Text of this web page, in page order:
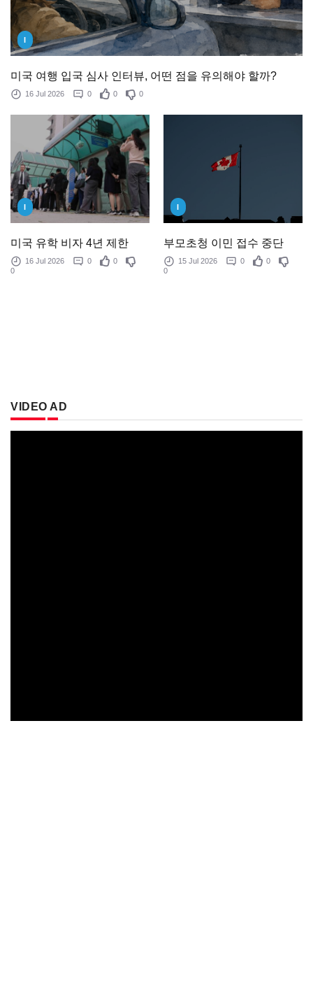
미국 여행 입국 심사 인터뷰, 어떤 점을 유의해야 할까?
16 Jul 2026 0 0 0
I
미국 유학 비자 4년 제한
16 Jul 2026 0
0
0
I
부모초청 이민 접수 중단
15 Jul 2026 0
0
0
VIDEO AD